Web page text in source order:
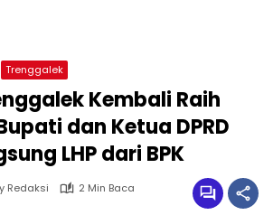
Trenggalek
Kembali Raih
dan Ketua DPRD
LHP dari BPK
Redaksi
2 Min Baca